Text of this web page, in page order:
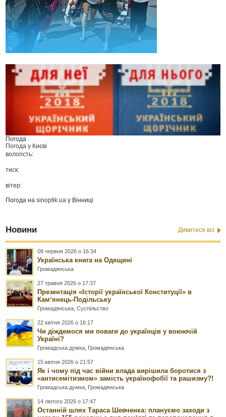
Погода
Погода у Києві
вологість:
тиск:
вітер:
Погода наsinoptik.ua у Вінниці
Новини Дивитися всі
08 червня 2026 о 16:34
Українська книга на Одещині
Громадянська
27 травня 2026 о 17:37
Презентація «Історії української Конституції» в
Камʼянець-Подільську
Громадянська ,Суспільство
22 квітня 2026 о 16:17
Чи діждемося ми поваги до українців у воюючій
Україні?
Громадська думка Громадянська
15 квітня 2026 о 21:57
Як і чому під час війни влада вирішила боротися з
«антисемітизмом» замість українофобії та рашизму?!
Громадська думка Громадянська
14 лютого 2026 о 17:47
Останній шлях Тараса Шевченка: плануємо заходи з